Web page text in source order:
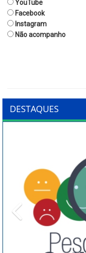
YouTube
Facebook
Instagram
Não acompanho
DESTAQUES
Previous